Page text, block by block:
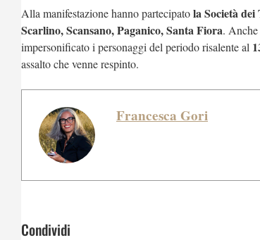
Alla manifestazione hanno partecipatola Società
Scarlino, Scansano, Paganico, Santa Fiora.
impersonificato i personaggi del periodo risalente al
assalto che venne respinto.
Francesca Gori
Condividi